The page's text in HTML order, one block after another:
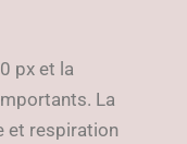
px et la
La
et respiration